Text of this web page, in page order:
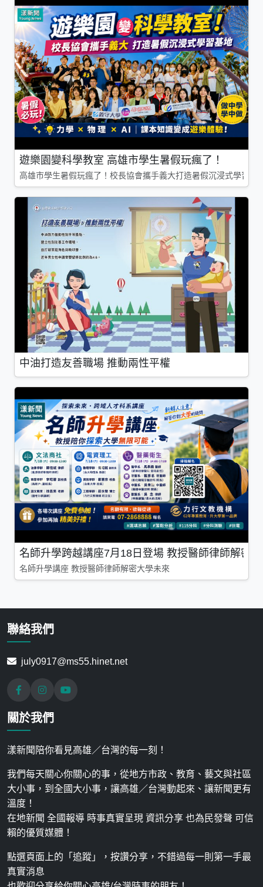
遊樂園變科學教室 高雄市學生暑假玩瘋了！
高雄市學生暑假玩瘋了！校長協會攜手義大打造暑假沉浸式學習基
中油打造友善職場 推動兩性平權
名師升學跨越講座7月18日登場 教授醫師律師解密
名師升學講座 教授醫師律師解密大學未來
聯絡我們
july0917@ms55.hinet.net
關於我們
漾新聞陪你看見高雄／台灣的每一刻！
我們每天關心你關心的事，從地方市政、教育、藝文與社區
大小事，到全國大小事，讓高雄／台灣動起來、讓新聞更有
溫度！
在地新聞 全國報導 時事真實呈現 資訊分享 也為民發聲 可信
賴的優質媒體！
點選頁面上的「追蹤」，按讚分享，不錯過每一則第一手最
真實消息